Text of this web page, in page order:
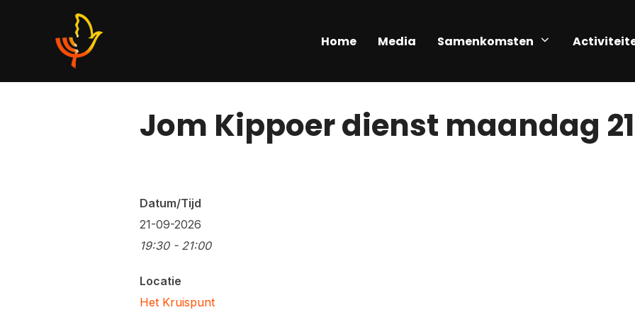
Home Media Samenkomsten
Jom Kippoer dienst maandag
Datum/Tijd
21-09-2026
19:30 - 21:00
Locatie
Het Kruispunt